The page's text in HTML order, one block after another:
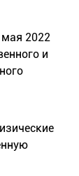
мая 2022
и